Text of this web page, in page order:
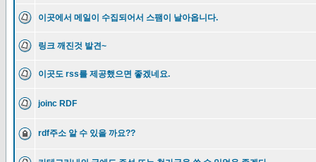
이곳에서 메일이 수집되어서 스팸이 날아옵니다.
링크 깨진것 발견~
이곳도 rss를 제공했으면 좋겠네요.
joinc RDF
rdf주소 알 수 있을 까요??